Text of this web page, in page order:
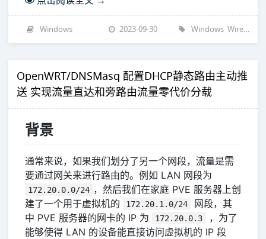
Windows 2023-09-30 Windows WireGuard
OpenWRT/DNSMasq 配置DHCP静态路由主动推
送 实现流量直达和旁路由流量零代价分载
背景
通常来说，如果我们划分了另一个网段，流量是需
要通过网关来进行路由的。例如 LAN 网段为
172.20.0.0/24 ，然后我们在家庭 PVE 服务器上创
建了一个用于虚拟机的
172.20.1.0/24
网段，其
中 PVE 服务器的网卡的 IP 为
172.20.0.3
，为了
能够使得 LAN 的设备能直接访问虚拟机的 IP 段